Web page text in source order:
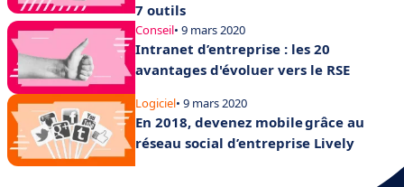
7 outils
Conseil• 9 mars 2020
Intranet d’entreprise : les 20
avantages d'évoluer vers le RSE
Logiciel• 9 mars 2020
En 2018, devenez mobile grâce au
réseau social d’entreprise Lively